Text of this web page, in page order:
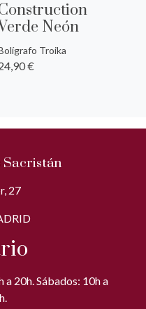
Neón
Troika
€
27
a 20h. Sábados: 10h a